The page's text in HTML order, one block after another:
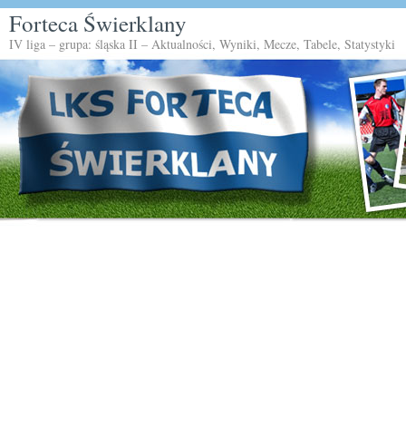
Forteca Świerklany
IV liga – grupa: śląska II – Aktualności, Wyniki, Mecze, Tabele, Statystyki